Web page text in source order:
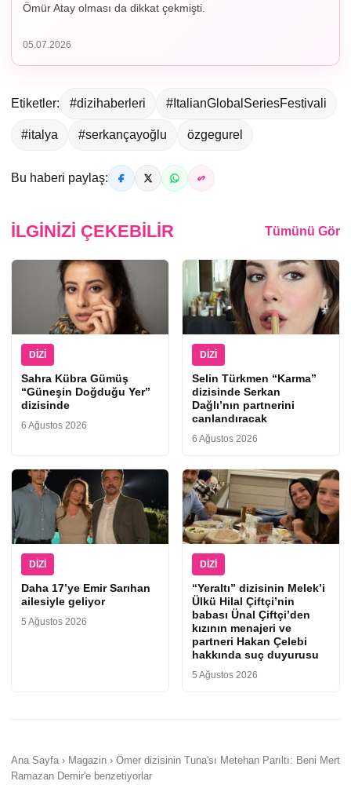
Ömür Atay olması da dikkat çekmişti.
05.07.2026
Etiketler: #dizihaberleri #ItalianGlobalSeriesFestivali
#italya #serkançayoğlu özgegurel
Bu haberi paylaş:
İLGINIZI ÇEKEBILIR Tümünü Gör
DIZI
Sahra Kübra Gümüş
“Güneşin Doğduğu Yer”
dizisinde
6 Ağustos 2026
DIZI
Selin Türkmen “Karma”
dizisinde Serkan
Dağlı’nın partnerini
canlandıracak
6 Ağustos 2026
DIZI
Daha 17’ye Emir Sarıhan
ailesiyle geliyor
5 Ağustos 2026
DIZI
“Yeraltı” dizisinin Melek’i
Ülkü Hilal Çiftçi’nin
babası Ünal Çiftçi’den
kızının menajeri ve
partneri Hakan Çelebi
hakkında suç duyurusu
5 Ağustos 2026
Ana Sayfa › Magazin › Ömer dizisinin Tuna'sı Metehan Parıltı: Beni Mert
Ramazan Demir'e benzetiyorlar